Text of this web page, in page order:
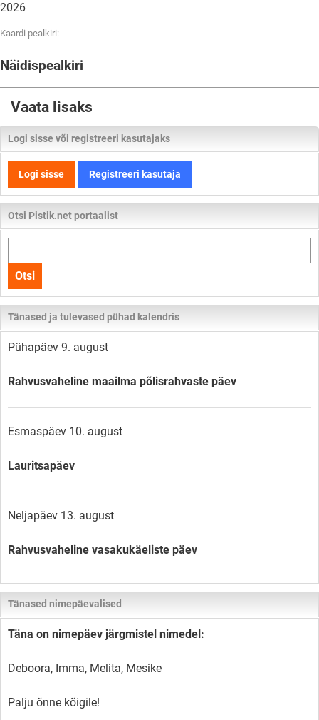
2026
Kaardi pealkiri:
Näidispealkiri
Vaata lisaks
Logi sisse või registreeri kasutajaks
Logi sisse Registreeri kasutaja
Otsi Pistik.net portaalist
kogu
lehelt
Otsi
Tänased ja tulevased pühad kalendris
Pühapäev 9. august
Rahvusvaheline maailma põlisrahvaste päev
Esmaspäev 10. august
Lauritsapäev
Neljapäev 13. august
Rahvusvaheline vasakukäeliste päev
Tänased nimepäevalised
Täna on nimepäev järgmistel nimedel:
Deboora, Imma, Melita, Mesike
Palju õnne kõigile!